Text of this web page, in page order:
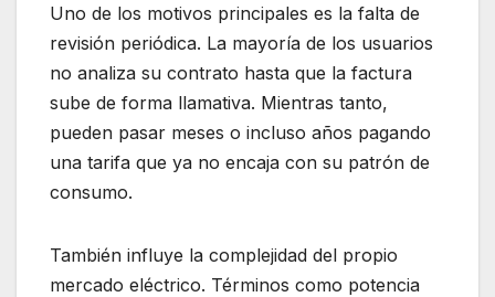
Uno de los motivos principales es la falta de
revisión periódica. La mayoría de los usuarios
no analiza su contrato hasta que la factura
sube de forma llamativa. Mientras tanto,
pueden pasar meses o incluso años pagando
una tarifa que ya no encaja con su patrón de
consumo.
También influye la complejidad del propio
mercado eléctrico. Términos como potencia